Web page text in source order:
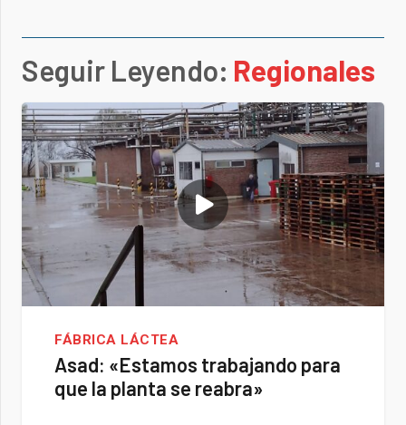
Seguir Leyendo: Regionales
FÁBRICA LÁCTEA
Asad: «Estamos trabajando para
que la planta se reabra»